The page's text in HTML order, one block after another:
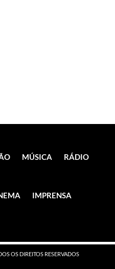
MÚSICA RÁDIO
IMPRENSA
OS DIREITOS RESERVADOS